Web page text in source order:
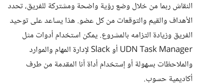
النقاش ربما من خلال وضع رؤية واضحة ومشتركة للفريق، تحدد
الأهداف والقيم والتوقعات من كل عضو. هذا يساعد على توحيد
الفريق وزيادة التزامه بالمشروع. يمكن استخدام أدوات مثل
UDN Task Manager أو Slack لإدارة المهام والموارد
والملاحظات بسهولة أو إستخدام أداة أنا المقدمة من طرف
أكاديمية حسوب.